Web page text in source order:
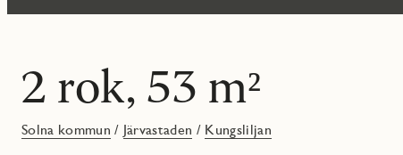
2 rok, 53 m²
Solna kommun / Järvastaden / Kungsliljan